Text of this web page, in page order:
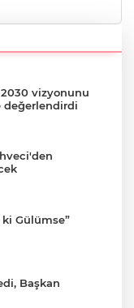
2030 vizyonunu
değerlendirdi
ki Gülümse”
Başkan